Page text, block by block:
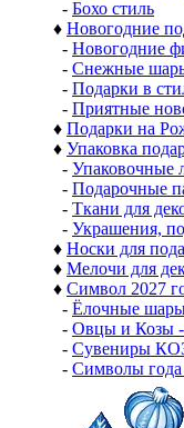
- Бохо стиль
♦ Новогодние
- Новогодние
- Снежные
- Подарки в
- Приятные
♦ Подарки на
♦ Упаковка
- Упаковочные
- Подарочные
- Ткани для
- Украшения,
♦ Носки для
♦ Мелочи для
♦ Символ 2027
- Ёлочные
- Овцы и Козы
- Сувениры
- Символы